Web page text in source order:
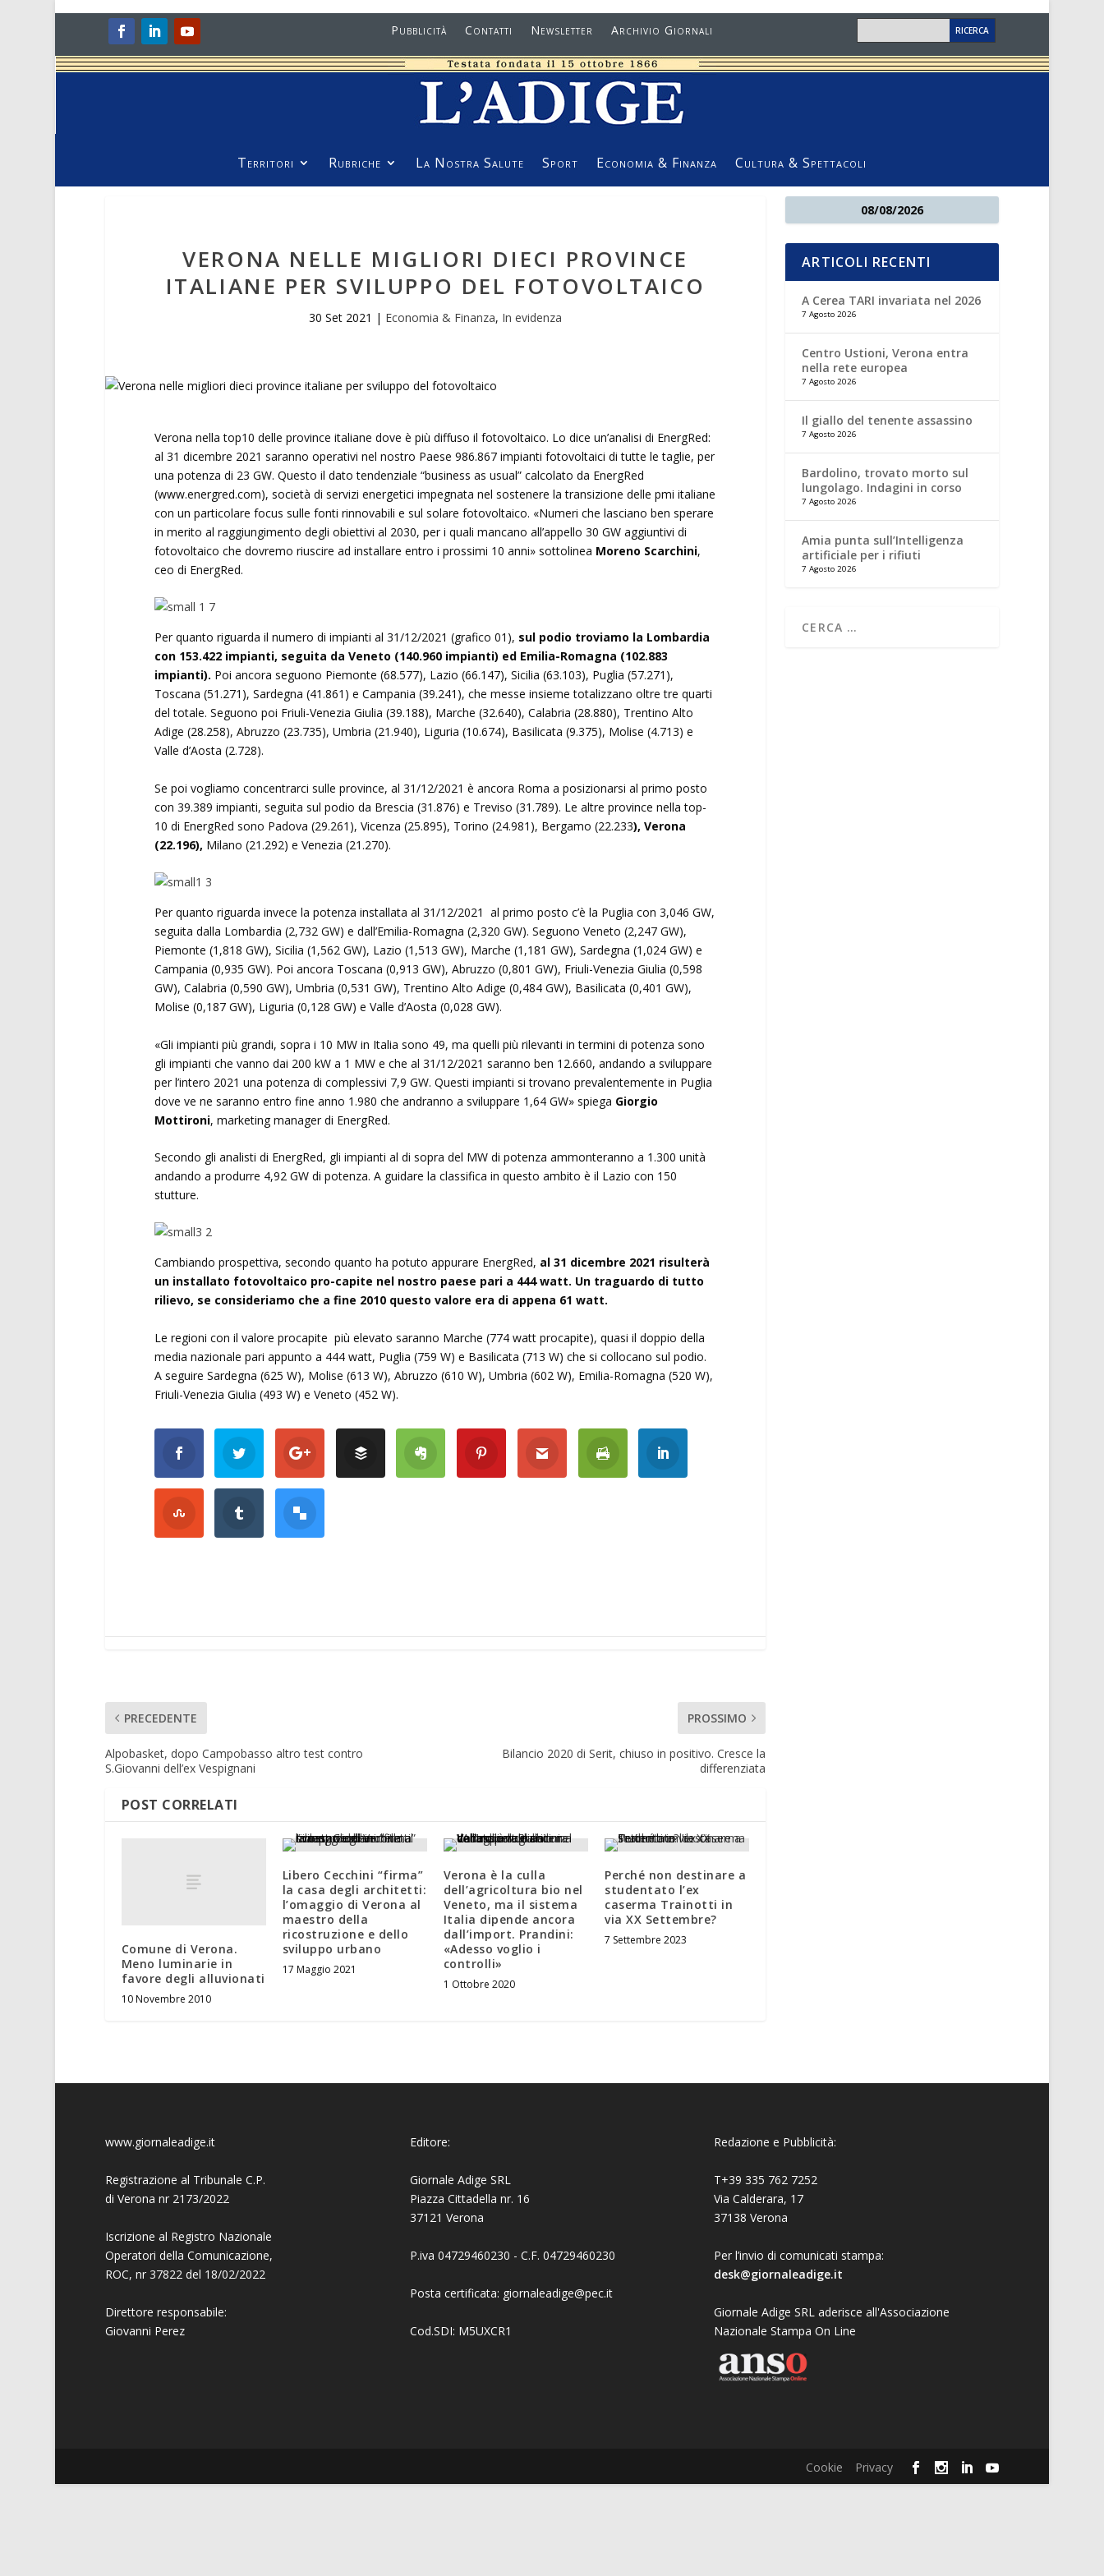
Pubblicità Contatti Newsletter Archivio Giornali
Territori Rubriche La Nostra Salute Sport Economia & Finanza Cultura & Spettacoli
VERONA NELLE MIGLIORI DIECI PROVINCE
ITALIANE PER SVILUPPO DEL FOTOVOLTAICO
30 Set 2021 | Economia & Finanza, In evidenza
Verona nella top10 delle province italiane dove è più diffuso il fotovoltaico. Lo dice un’analisi di EnergRed:
al 31 dicembre 2021 saranno operativi nel nostro Paese 986.867 impianti fotovoltaici di tutte le taglie, per
una potenza di 23 GW. Questo il dato tendenziale “business as usual” calcolato da EnergRed
(www.energred.com), società di servizi energetici impegnata nel sostenere la transizione delle pmi italiane
con un particolare focus sulle fonti rinnovabili e sul solare fotovoltaico. «Numeri che lasciano ben sperare
in merito al raggiungimento degli obiettivi al 2030, per i quali mancano all’appello 30 GW aggiuntivi di
fotovoltaico che dovremo riuscire ad installare entro i prossimi 10 anni» sottolinea Moreno Scarchini,
ceo di EnergRed.
Per quanto riguarda il numero di impianti al 31/12/2021 (grafico 01), sul podio troviamo la Lombardia
con 153.422 impianti, seguita da Veneto (140.960 impianti) ed Emilia-Romagna (102.883
impianti). Poi ancora seguono Piemonte (68.577), Lazio (66.147), Sicilia (63.103), Puglia (57.271),
Toscana (51.271), Sardegna (41.861) e Campania (39.241), che messe insieme totalizzano oltre tre quarti
del totale. Seguono poi Friuli-Venezia Giulia (39.188), Marche (32.640), Calabria (28.880), Trentino Alto
Adige (28.258), Abruzzo (23.735), Umbria (21.940), Liguria (10.674), Basilicata (9.375), Molise (4.713) e
Valle d’Aosta (2.728).
Se poi vogliamo concentrarci sulle province, al 31/12/2021 è ancora Roma a posizionarsi al primo posto
con 39.389 impianti, seguita sul podio da Brescia (31.876) e Treviso (31.789). Le altre province nella top-
10 di EnergRed sono Padova (29.261), Vicenza (25.895), Torino (24.981), Bergamo (22.233), Verona
(22.196), Milano (21.292) e Venezia (21.270).
Per quanto riguarda invece la potenza installata al 31/12/2021 al primo posto c’è la Puglia con 3,046 GW,
seguita dalla Lombardia (2,732 GW) e dall’Emilia-Romagna (2,320 GW). Seguono Veneto (2,247 GW),
Piemonte (1,818 GW), Sicilia (1,562 GW), Lazio (1,513 GW), Marche (1,181 GW), Sardegna (1,024 GW) e
Campania (0,935 GW). Poi ancora Toscana (0,913 GW), Abruzzo (0,801 GW), Friuli-Venezia Giulia (0,598
GW), Calabria (0,590 GW), Umbria (0,531 GW), Trentino Alto Adige (0,484 GW), Basilicata (0,401 GW),
Molise (0,187 GW), Liguria (0,128 GW) e Valle d’Aosta (0,028 GW).
«Gli impianti più grandi, sopra i 10 MW in Italia sono 49, ma quelli più rilevanti in termini di potenza sono
gli impianti che vanno dai 200 kW a 1 MW e che al 31/12/2021 saranno ben 12.660, andando a sviluppare
per l’intero 2021 una potenza di complessivi 7,9 GW. Questi impianti si trovano prevalentemente in Puglia
dove ve ne saranno entro fine anno 1.980 che andranno a sviluppare 1,64 GW» spiega Giorgio
Mottironi, marketing manager di EnergRed.
Secondo gli analisti di EnergRed, gli impianti al di sopra del MW di potenza ammonteranno a 1.300 unità
andando a produrre 4,92 GW di potenza. A guidare la classifica in questo ambito è il Lazio con 150
stutture.
Cambiando prospettiva, secondo quanto ha potuto appurare EnergRed, al 31 dicembre 2021 risulterà
un installato fotovoltaico pro-capite nel nostro paese pari a 444 watt. Un traguardo di tutto
rilievo, se consideriamo che a fine 2010 questo valore era di appena 61 watt.
Le regioni con il valore procapite più elevato saranno Marche (774 watt procapite), quasi il doppio della
media nazionale pari appunto a 444 watt, Puglia (759 W) e Basilicata (713 W) che si collocano sul podio.
A seguire Sardegna (625 W), Molise (613 W), Abruzzo (610 W), Umbria (602 W), Emilia-Romagna (520 W),
Friuli-Venezia Giulia (493 W) e Veneto (452 W).
PRECEDENTE
Alpobasket, dopo Campobasso altro test contro
S.Giovanni dell’ex Vespignani
PROSSIMO
Bilancio 2020 di Serit, chiuso in positivo. Cresce la
differenziata
POST CORRELATI
Comune di Verona.
Meno luminarie in
favore degli alluvionati
10 Novembre 2010
Libero Cecchini “firma”
la casa degli architetti:
l’omaggio di Verona al
maestro della
ricostruzione e dello
sviluppo urbano
17 Maggio 2021
Verona è la culla
dell’agricoltura bio nel
Veneto, ma il sistema
Italia dipende ancora
dall’import. Prandini:
«Adesso voglio i
controlli»
1 Ottobre 2020
Perché non destinare a
studentato l’ex
caserma Trainotti in
via XX Settembre?
7 Settembre 2023
08/08/2026
ARTICOLI RECENTI
A Cerea TARI invariata nel 2026
7 Agosto 2026
Centro Ustioni, Verona entra
nella rete europea
7 Agosto 2026
Il giallo del tenente assassino
7 Agosto 2026
Bardolino, trovato morto sul
lungolago. Indagini in corso
7 Agosto 2026
Amia punta sull’Intelligenza
artificiale per i rifiuti
7 Agosto 2026
www.giornaleadige.it
Registrazione al Tribunale C.P.
di Verona nr 2173/2022
Iscrizione al Registro Nazionale
Operatori della Comunicazione,
ROC, nr 37822 del 18/02/2022
Direttore responsabile:
Giovanni Perez
Editore:
Giornale Adige SRL
Piazza Cittadella nr. 16
37121 Verona
P.iva 04729460230 - C.F. 04729460230
Posta certificata: giornaleadige@pec.it
Cod.SDI: M5UXCR1
Redazione e Pubblicità:
T+39 335 762 7252
Via Calderara, 17
37138 Verona
Per l’invio di comunicati stampa:
desk@giornaleadige.it
Giornale Adige SRL aderisce all'Associazione
Nazionale Stampa On Line
Cookie Privacy